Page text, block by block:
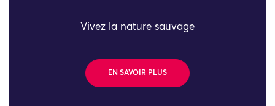
Vivez la nature sauvage
EN SAVOIR PLUS